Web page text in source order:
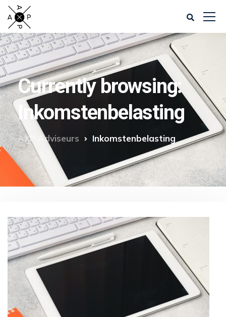
Currently browsing:
Inkomstenbelasting
AXP Adviseurs Inkomstenbelasting